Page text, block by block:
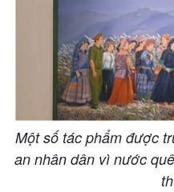
Một số tác phẩm được
an nhân dân vì nước